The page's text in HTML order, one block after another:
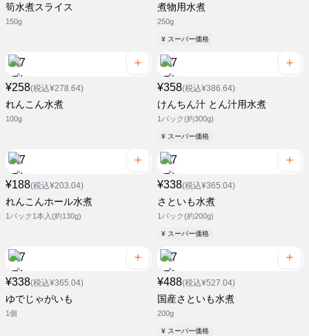
筍水煮スライス
150g
煮物用水煮
250g
¥ スーパー価格
¥258(税込¥278.64)
れんこん水煮
100g
¥358(税込¥386.64)
けんちん汁 とん汁用水煮
1パック(約300g)
¥ スーパー価格
¥188(税込¥203.04)
れんこんホール水煮
1パック1本入(約130g)
¥338(税込¥365.04)
さといも水煮
1パック(約200g)
¥ スーパー価格
¥338(税込¥365.04)
ゆでじゃがいも
1個
¥488(税込¥527.04)
国産さといも水煮
200g
¥ スーパー価格